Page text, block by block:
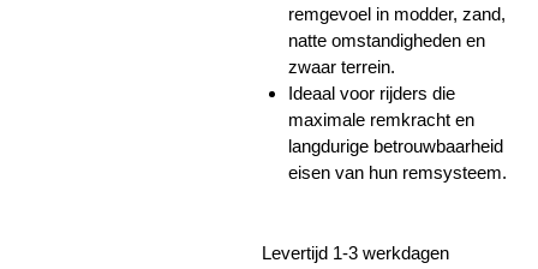
remgevoel in modder, zand,
natte omstandigheden en
zwaar terrein.
Ideaal voor rijders die
maximale remkracht en
langdurige betrouwbaarheid
eisen van hun remsysteem.
Levertijd 1-3 werkdagen